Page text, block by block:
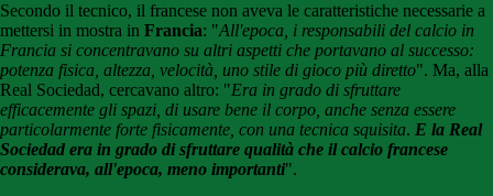
Secondo il tecnico, il francese non aveva le caratteristiche necessarie a
mettersi in mostra in Francia: "All'epoca, i responsabili del calcio in
Francia si concentravano su altri aspetti che portavano al successo:
potenza fisica, altezza, velocità, uno stile di gioco più diretto". Ma, alla
Real Sociedad, cercavano altro: "Era in grado di sfruttare
efficacemente gli spazi, di usare bene il corpo, anche senza essere
particolarmente forte fisicamente, con una tecnica squisita. E la Real
Sociedad era in grado di sfruttare qualità che il calcio francese
considerava, all'epoca, meno importanti".